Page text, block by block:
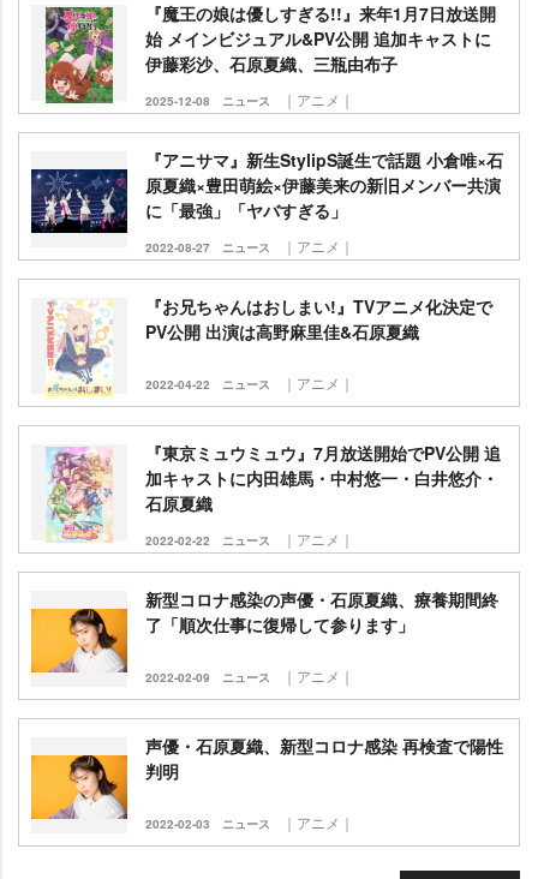
『魔王の娘は優しすぎる!!』来年1月7日放送開
始 メインビジュアル&PV公開 追加キャストに
伊藤彩沙、石原夏織、三瓶由布子
2025-12-08 ニュース ｜アニメ｜
『アニサマ』新生StylipS誕生で話題 小倉唯×石
原夏織×豊田萌絵×伊藤美来の新旧メンバー共演
に「最強」「ヤバすぎる」
2022-08-27 ニュース ｜アニメ｜
『お兄ちゃんはおしまい!』TVアニメ化決定で
PV公開 出演は高野麻里佳&石原夏織
2022-04-22 ニュース ｜アニメ｜
『東京ミュウミュウ』7月放送開始でPV公開 追
加キャストに内田雄馬・中村悠一・白井悠介・
石原夏織
2022-02-22 ニュース ｜アニメ｜
新型コロナ感染の声優・石原夏織、療養期間終
了「順次仕事に復帰して参ります」
2022-02-09 ニュース ｜アニメ｜
声優・石原夏織、新型コロナ感染 再検査で陽性
判明
2022-02-03 ニュース ｜アニメ｜